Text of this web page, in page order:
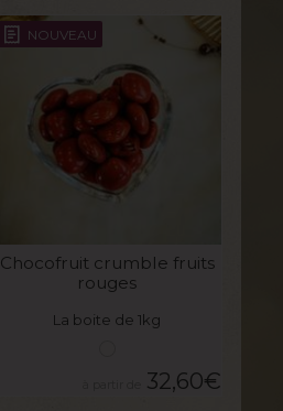
NOUVEAU
Chocofruit crumble fruits
rouges
La boite de 1kg
32,60€